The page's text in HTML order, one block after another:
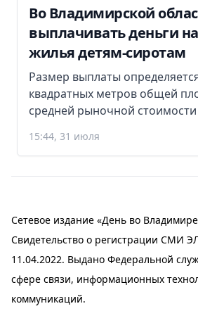
Во Владимирской
выплачивать деньги
жилья детям-сиротам
Размер выплаты
квадратных метров общей
средней рыночной стоимости
15:44, 31 июля
Сетевое издание «День во
Свидетельство о регистрации СМИ
11.04.2022. Выдано Федеральной
сфере связи, информационных
коммуникаций.